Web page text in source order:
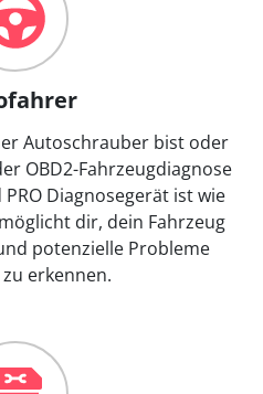
Autoschrauber bist oder
OBD2-Fahrzeugdiagnose
Diagnosegerät ist wie
dir, dein Fahrzeug
potenzielle Probleme
erkennen.